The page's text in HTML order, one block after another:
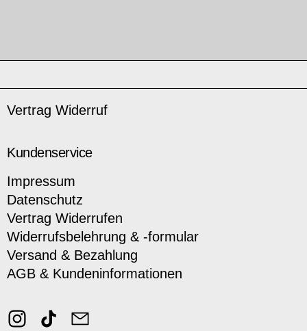
Vertrag Widerruf
Kundenservice
Impressum
Datenschutz
Vertrag Widerrufen
Widerrufsbelehrung & -formular
Versand & Bezahlung
AGB & Kundeninformationen
Instagram
TikTok